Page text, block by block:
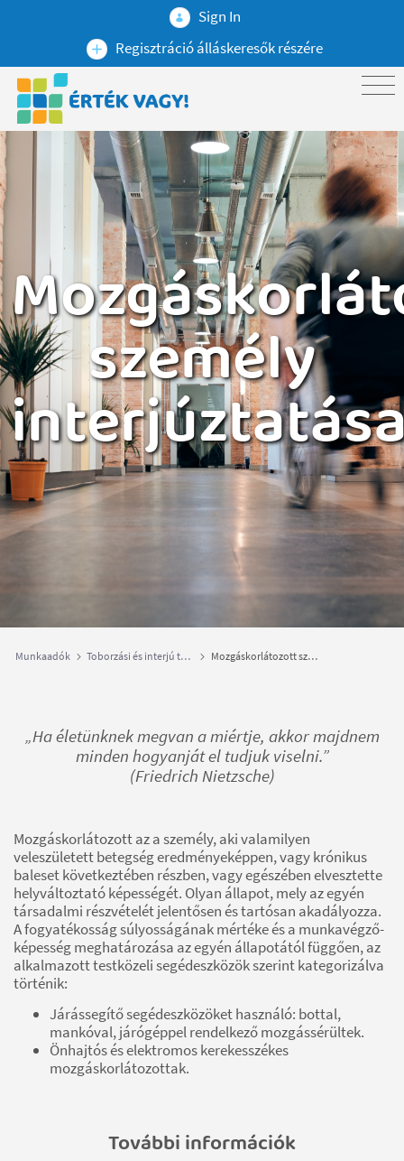
Sign In
Regisztráció álláskeresők részére
személy
Munkaadók Toborzási és interjú technikák Mozgáskorlátozott személyek interjúztatása
„Ha életünknek megvan a miértje, akkor majdnem
minden hogyanját el tudjuk viselni.”
(Friedrich Nietzsche)
Mozgáskorlátozott az a személy, aki valamilyen
veleszületett betegség eredményeképpen, vagy krónikus
baleset következtében részben, vagy egészében elvesztette
helyváltoztató képességét. Olyan állapot, mely az egyén
társadalmi részvételét jelentősen és tartósan akadályozza.
A fogyatékosság súlyosságának mértéke és a munkavégző-
képesség meghatározása az egyén állapotától függően, az
alkalmazott testközeli segédeszközök szerint kategorizálva
történik:
Járássegítő segédeszközöket használó: bottal,
mankóval, járógéppel rendelkező mozgássérültek.
Önhajtós és elektromos kerekesszékes
mozgáskorlátozottak.
További információk